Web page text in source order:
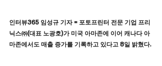
인터뷰365 임성규 기자 = 포토프린터 전문 기업 프리
닉스㈜(대표 노광호)가 미국 아마존에 이어 캐나다 아
마존에서도 매출 증가를 기록하고 있다고 8일 밝혔다.